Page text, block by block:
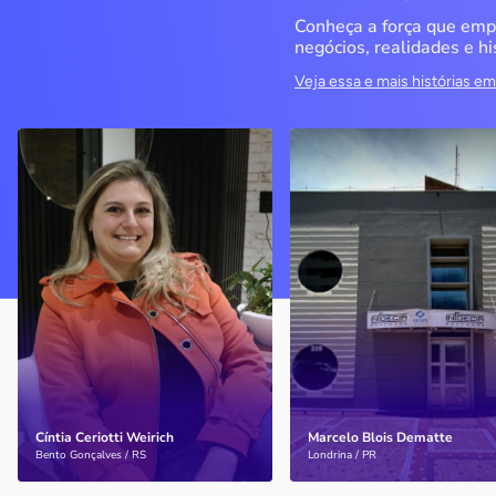
Conheça a força que
negócios, realidades e
Veja essa e mais histórias
Cíntia Ceriotti Weirich
Bento Gonçalves / RS
Delucci
Bento Gonçalves / RS
Sem saber muito sobre
empreendedorismo, o casal
contou com o Sebrae para
aprender tudo sobre o
assunto, colocar o negócio
nos eixos e ainda abrir uma
nova empresa
Saiba mais
Marcelo Blois Dematte
Londrina / PR
Infoecia Software
Ltda
Londrina / PR
Com mais de 20 anos de
mercado, o empresário
contou com o Sebrae
crescimento do negócio
Saiba mais